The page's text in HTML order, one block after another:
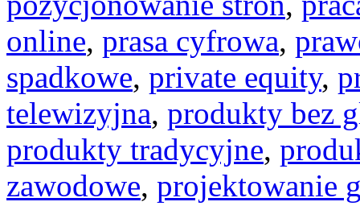
online, prasa cyfrowa,
spadkowe, private equity,
telewizyjna, produkty bez
produkty tradycyjne,
zawodowe, projektowanie